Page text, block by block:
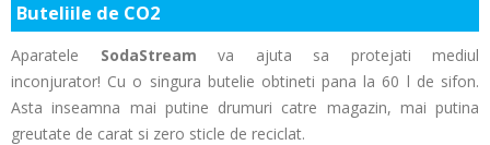
Buteliile de CO2
Aparatele SodaStream va ajuta sa protejati mediul
inconjurator! Cu o singura butelie obtineti pana la 60 l de sifon.
Asta inseamna mai putine drumuri catre magazin, mai putina
greutate de carat si zero sticle de reciclat.